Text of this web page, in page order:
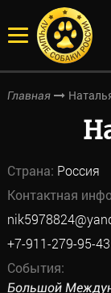
Главная
Страна: Россия
Контактная
+7-911-279-95-43
События:
Большой